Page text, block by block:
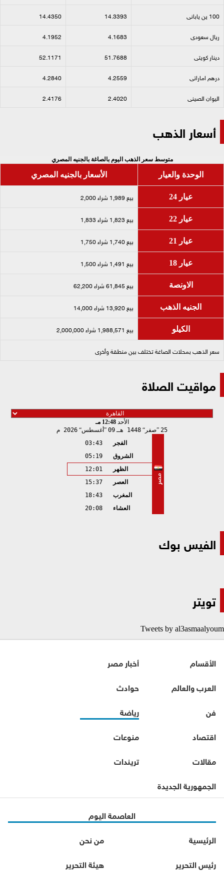
100 ين يابانى​ 14.3393
14.4350
ريال سعودى​ 4.1683
4.1952
دينار كويتى​ 51.7688
52.1171
درهم اماراتى​ 4.2559
4.2840
اليوان الصينى​ 2.4020
2.4176
أسعار الذهب
متوسط سعر الذهب اليوم بالصاغة بالجنيه المصري
الوحدة والعيار الأسعار بالجنيه المصري
عيار 24 بيع 1,989 شراء 2,000
عيار 22 بيع 1,823 شراء 1,833
عيار 21 بيع 1,740 شراء 1,750
عيار 18 بيع 1,491 شراء 1,500
الاونصة بيع 61,845 شراء 62,200
الجنيه الذهب بيع 13,920 شراء 14,000
الكيلو بيع 1,988,571 شراء 2,000,000
سعر الذهب بمحلات الصاغة تختلف بين منطقة وأخرى
مواقيت الصلاة
الأحد12:48 مـ
25 صفر 1448 هـ 09 أغسطس 2026 م
مصر
الفجر
03:43
الشروق
05:19
الظهر
12:01
العصر
15:37
المغرب
18:43
العشاء
20:08
الفيس بوك
تويتر
Tweets by al3asmaalyoum
الأقسام
أخبار مصر
العرب والعالم
حوادث
فن
رياضة
اقتصاد
منوعات
مقالات
تريندات
الجمهورية الجديدة
العاصمة اليوم
الرئيسية
من نحن
رئيس التحرير
هيئة التحرير